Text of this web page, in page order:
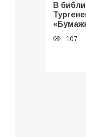
В
107